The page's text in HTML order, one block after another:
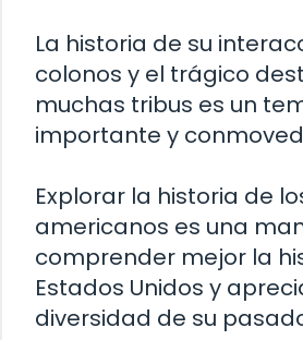
La historia de su
colonos y el trágico
muchas tribus es un
importante y
Explorar la historia de
americanos es una
comprender mejor la
Estados Unidos y
diversidad de su